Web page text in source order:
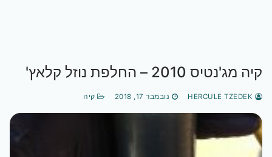
קיה מג'נטיס 2010 – החלפת נוזל קלאץ'
נובמבר 17, 2018 קיה